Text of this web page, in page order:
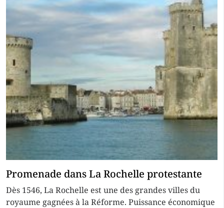
Promenade dans La Rochelle protestante
Dès 1546, La Rochelle est une des grandes villes du
royaume gagnées à la Réforme. Puissance économique